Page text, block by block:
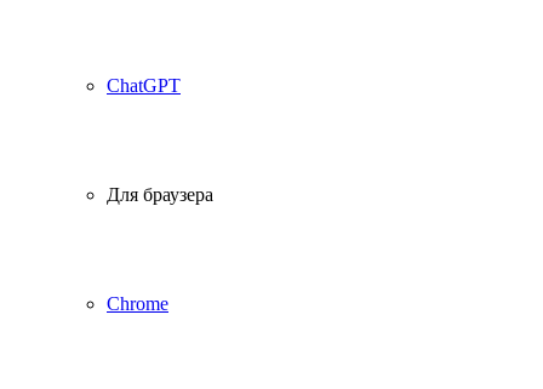
ChatGPT
Для браузера
Chrome